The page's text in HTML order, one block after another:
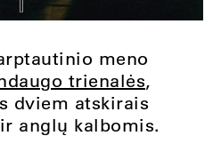
meno
trienalės,
dviem atskirais
anglų kalbomis.